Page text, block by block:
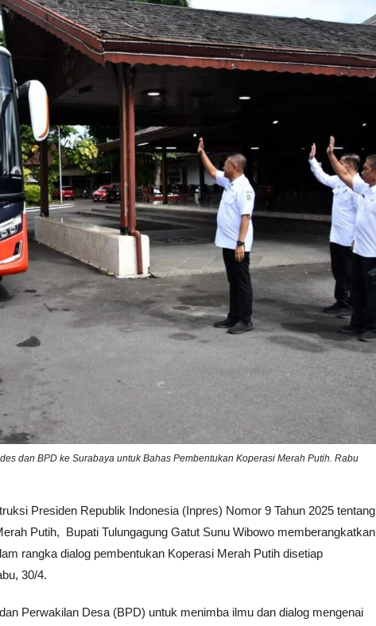
dan BPD ke Surabaya untuk Bahas Pembentukan Koperasi Merah Putih. Rabu
Presiden Republik Indonesia (Inpres) Nomor 9 Tahun 2025 tentang
Putih, Bupati Tulungagung Gatut Sunu Wibowo memberangkatkan
rangka dialog pembentukan Koperasi Merah Putih disetiap
30/4.
Perwakilan Desa (BPD) untuk menimba ilmu dan dialog mengenai